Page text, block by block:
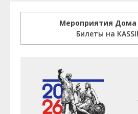
Мероприятия
Билеты на